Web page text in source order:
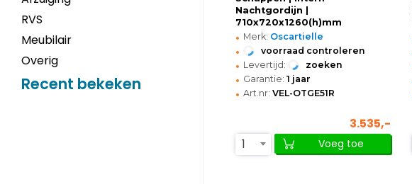
RVS
Meubilair
Overig
Recent bekeken
Nachtgordijn |
710x720x1260(h)mm
• Merk: Oscartielle
• voorraad controleren
• Levertijd: zoeken
• Garantie: 1 jaar
• Art.nr: VEL-OTGE51R
3.535,-
1
Voeg toe